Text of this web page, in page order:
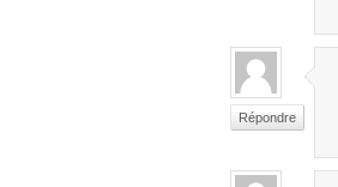
Répondre